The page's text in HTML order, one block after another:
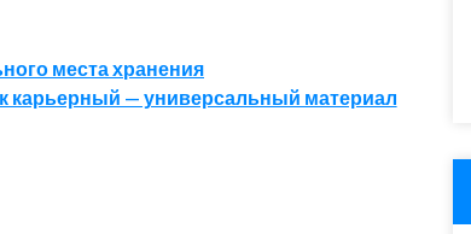
места хранения
карьерный — универсальный материал